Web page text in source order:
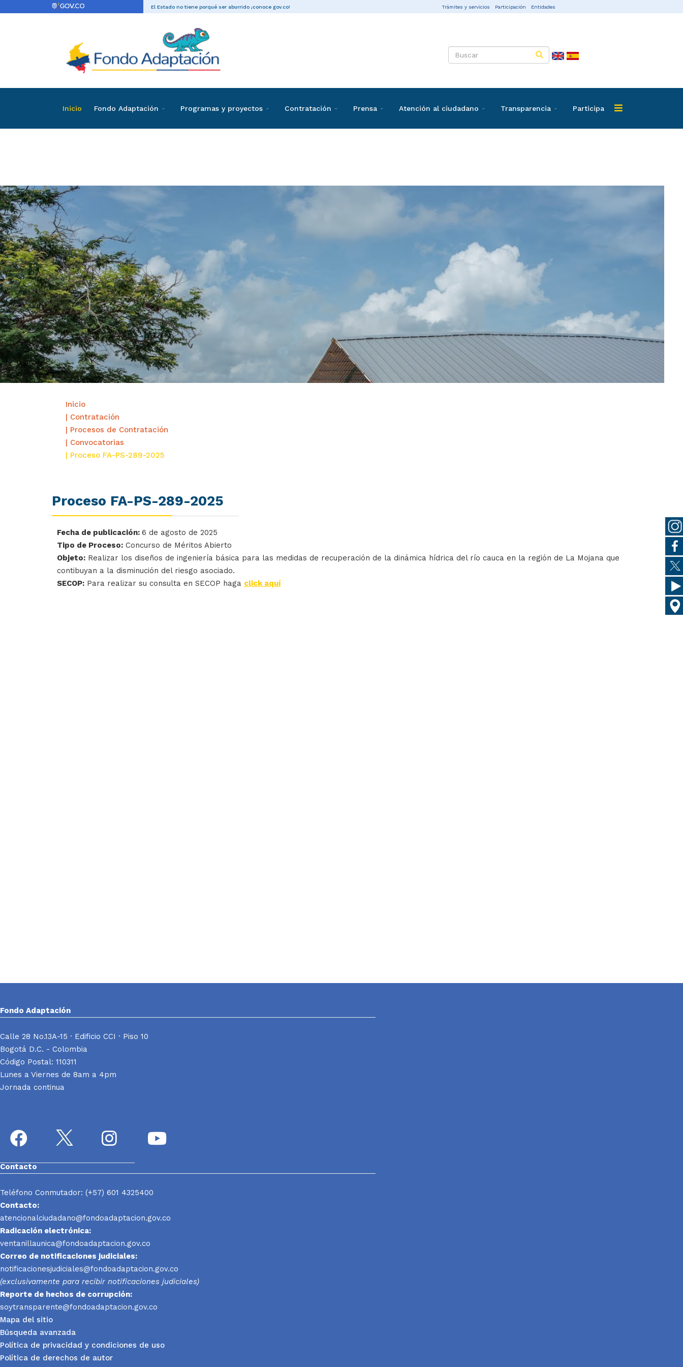
El Estado no tiene porqué ser aburrido ¡conoce gov.co! Trámites y servicios Participación Entidades
Inicio Fondo Adaptación Programas y proyectos Contratación Prensa Atención al ciudadano Transparencia Participa
Convocatorias
Inicio
| Contratación
| Procesos de Contratación
| Convocatorias
| Proceso FA-PS-289-2025
Proceso FA-PS-289-2025
Fecha de publicación: 6 de agosto de 2025
Tipo de Proceso: Concurso de Méritos Abierto
Objeto: Realizar los diseños de ingeniería básica para las medidas de recuperación de la dinámica hídrica del río cauca en la región de La Mojana que
contibuyan a la disminución del riesgo asociado.
SECOP: Para realizar su consulta en SECOP haga click aquí
Fondo Adaptación
Calle 28 No.13A-15 · Edificio CCI · Piso 10
Bogotá D.C. - Colombia
Código Postal: 110311
Lunes a Viernes de 8am a 4pm
Jornada continua
Contacto
Teléfono Conmutador: (+57) 601 4325400
Contacto:
atencionalciudadano@fondoadaptacion.gov.co
Radicación electrónica:
ventanillaunica@fondoadaptacion.gov.co
Correo de notificaciones judiciales:
notificacionesjudiciales@fondoadaptacion.gov.co
(exclusivamente para recibir notificaciones judiciales)
Reporte de hechos de corrupción:
soytransparente@fondoadaptacion.gov.co
Mapa del sitio
Búsqueda avanzada
Política de privacidad y condiciones de uso
Política de derechos de autor